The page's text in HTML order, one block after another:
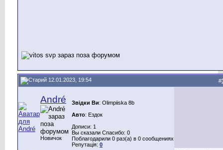
12.01.2023, 19:54 #
André
Новичок
Звідки Ви: Olimpiiska 8b
Авто: Ездок
Дописи: 1
Вы сказали Спасибо: 0
Поблагодарили 0 раз(а) в 0 сообщениях
Репутація: 0